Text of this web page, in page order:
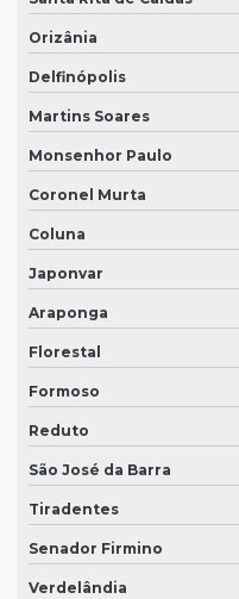
Orizânia
Delfinópolis
Martins Soares
Monsenhor Paulo
Coronel Murta
Coluna
Japonvar
Araponga
Florestal
Formoso
Reduto
São José da Barra
Tiradentes
Senador Firmino
Verdelândia